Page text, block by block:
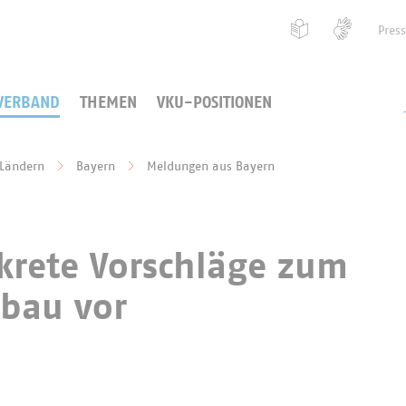
THEMEN VKU-POSITIONEN
Bayern Meldungen aus Bayern
Vorschläge zum
vor